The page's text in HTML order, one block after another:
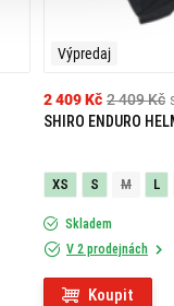
Výpredaj
2 409 Kč
2 409 Kč
SHIRO ENDURO
XS S M L
Skladem
V 2 prodejnách
Koupit